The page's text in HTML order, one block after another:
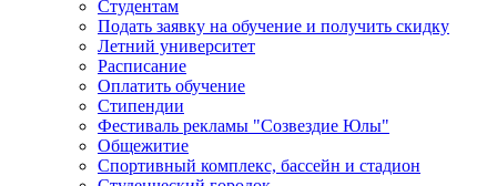
Студентам
Подать заявку на обучение и получить скидку
Летний университет
Расписание
Оплатить обучение
Стипендии
Фестиваль рекламы "Созвездие Юлы"
Общежитие
Спортивный комплекс, бассейн и стадион